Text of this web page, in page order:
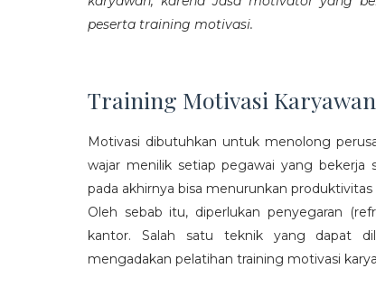
peserta training motivasi.
Training Motivasi Karyawan
Motivasi dibutuhkan untuk menolong
wajar menilik setiap pegawai yang bekerja
pada akhirnya bisa menurunkan produktivitas
Oleh sebab itu, diperlukan penyegaran
kantor. Salah satu teknik yang dapat
mengadakan pelatihan training motivasi